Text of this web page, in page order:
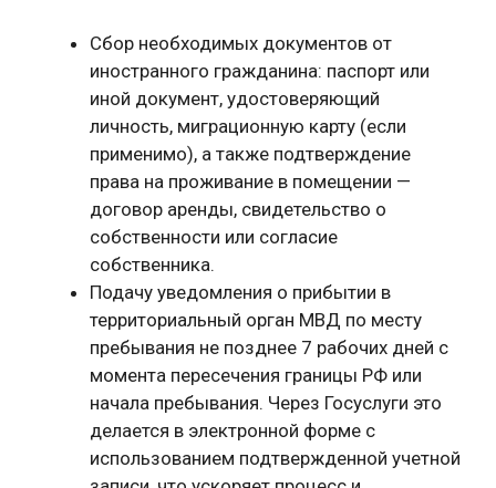
Сбор необходимых документов от
иностранного гражданина: паспорт или
иной документ, удостоверяющий
личность, миграционную карту (если
применимо), а также подтверждение
права на проживание в помещении —
договор аренды, свидетельство о
собственности или согласие
собственника.
Подачу уведомления о прибытии в
территориальный орган МВД по месту
пребывания не позднее 7 рабочих дней с
момента пересечения границы РФ или
начала пребывания. Через Госуслуги это
делается в электронной форме с
использованием подтвержденной учетной